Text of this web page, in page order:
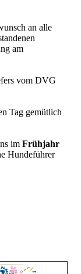
an alle
am
vom DVG
Tag gemütlich
imFrühjahr
Hundeführer